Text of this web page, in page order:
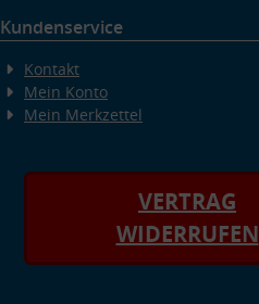
Kundenservice
Kontakt
Mein Konto
Mein Merkzettel
VERTRAG
WIDERRUFEN